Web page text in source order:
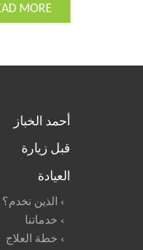
MORE
أحمد الخباز
قبل زيارة
العيادة
الذين نخدم؟
خدماتنا
خطة العلاج